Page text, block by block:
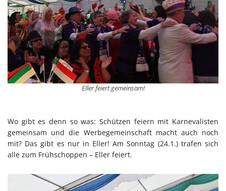
Eller feiert gemeinsam!
Wo gibt es denn so was: Schützen feiern mit Karnevalisten
gemeinsam und die Werbegemeinschaft macht auch noch
mit? Das gibt es nur in Eller! Am Sonntag (24.1.) trafen sich
alle zum Frühschoppen – Eller feiert.